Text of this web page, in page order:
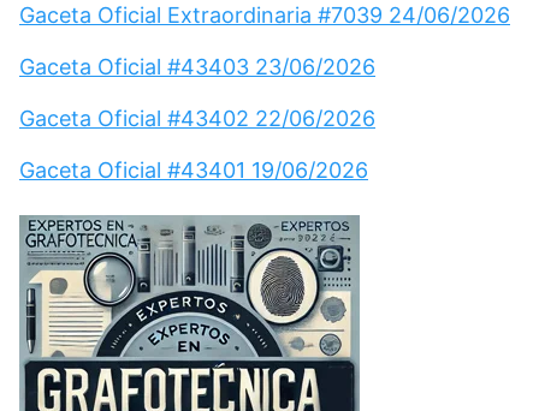
Gaceta Oficial Extraordinaria #7039 24/06/2026
Gaceta Oficial #43403 23/06/2026
Gaceta Oficial #43402 22/06/2026
Gaceta Oficial #43401 19/06/2026